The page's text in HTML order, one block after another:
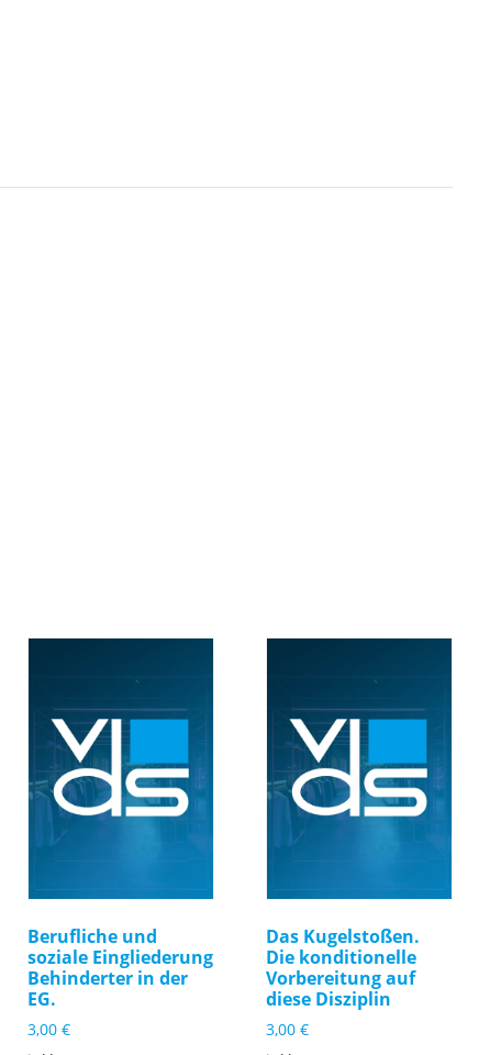
Berufliche und
soziale Eingliederung
Behinderter in der
EG.
3,00€
Das Kugelstoßen.
Die konditionelle
Vorbereitung auf
diese Disziplin
3,00€